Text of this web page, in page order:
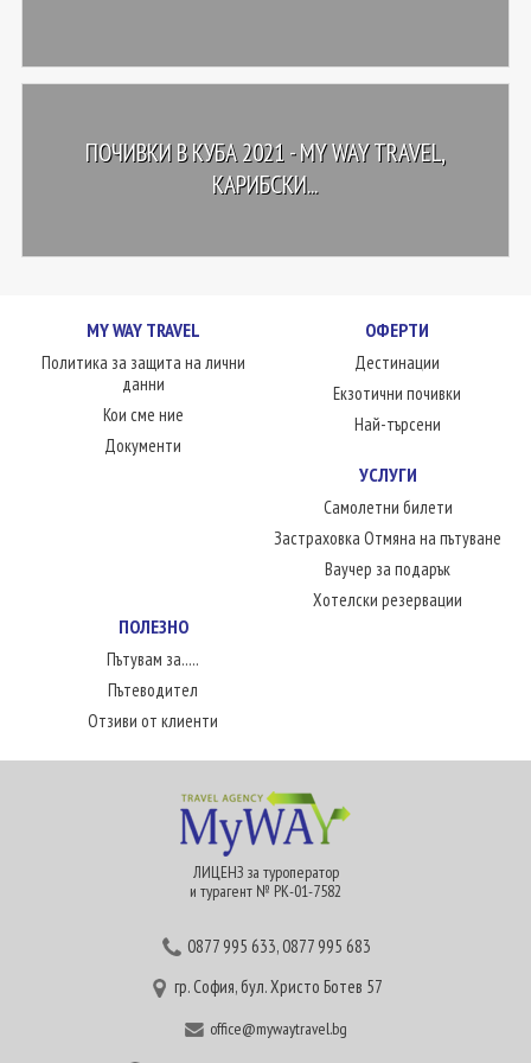
ПОЧИВКИ В КУБА 2021 - MY WAY TRAVEL,
КАРИБСКИ...
MY WAY TRAVEL
Политика за защита на лични
данни
Кои сме ние
Документи
ОФЕРТИ
Дестинации
Екзотични почивки
Най-търсени
УСЛУГИ
Самолетни билети
Застраховка Отмяна на пътуване
Ваучер за подарък
Хотелски резервации
ПОЛЕЗНО
Пътувам за.....
Пътеводител
Отзиви от клиенти
ЛИЦЕНЗ за туроператор
и турагент № РК-01-7582
0877 995 633,0877 995 683
гр. София, бул. Христо Ботев 57
office@mywaytravel.bg